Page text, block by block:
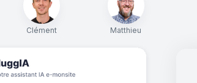
Clément Matthieu